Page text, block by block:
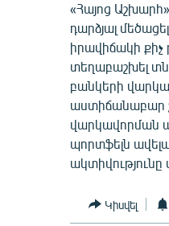
«Հայոց
դարձյալ
իրավիճակի քիչ
տեղաբաշխել
բանկերի
աստիճանաբար
վարկավորման
պորտֆելն
Կիսվել